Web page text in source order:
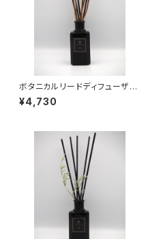
ボタニカルリードディフューザー
01
¥4,730